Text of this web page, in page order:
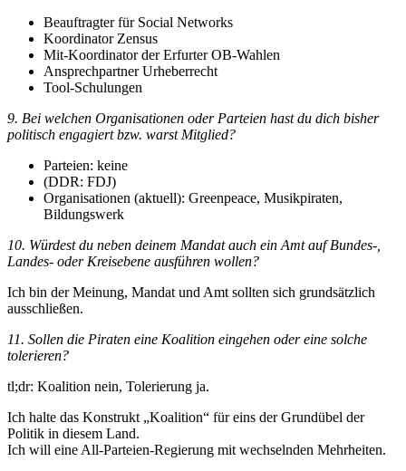
Beauftragter für Social Networks
Koordinator Zensus
Mit-Koordinator der Erfurter OB-Wahlen
Ansprechpartner Urheberrecht
Tool-Schulungen
9. Bei welchen Organisationen oder Parteien hast du dich bisher
politisch engagiert bzw. warst Mitglied?
Parteien: keine
(DDR: FDJ)
Organisationen (aktuell): Greenpeace, Musikpiraten,
Bildungswerk
10. Würdest du neben deinem Mandat auch ein Amt auf Bundes-,
Landes- oder Kreisebene ausführen wollen?
Ich bin der Meinung, Mandat und Amt sollten sich grundsätzlich
ausschließen.
11. Sollen die Piraten eine Koalition eingehen oder eine solche
tolerieren?
tl;dr: Koalition nein, Tolerierung ja.
Ich halte das Konstrukt „Koalition“ für eins der Grundübel der
Politik in diesem Land.
Ich will eine All-Parteien-Regierung mit wechselnden Mehrheiten.